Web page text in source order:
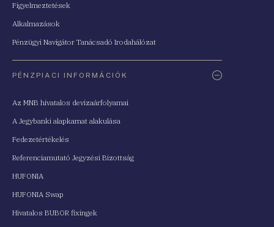
Figyelmeztetések
Alkalmazások
Pénzügyi Navigátor Tanácsadó Irodahálózat
PÉNZPIACI INFORMÁCIÓK
Az MNB hivatalos devizaárfolyamai
A Jegybanki alapkamat alakulása
Fedezetértékelés
Referenciamutató Jegyzési Bizottság
HUFONIA
HUFONIA Swap
Hivatalos BUBOR fixingek